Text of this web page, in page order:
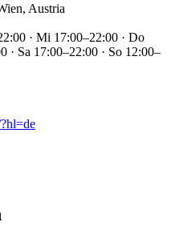
Austria
· Mi 17:00–22:00 · Do
· Sa 17:00–22:00 · So 12:00–